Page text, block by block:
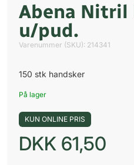
Abena Nitril
u/pud.
Varenummer (SKU): 214341
150 stk handsker
På lager
KUN ONLINE PRIS
DKK 61,50